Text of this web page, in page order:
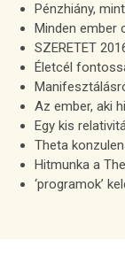
Pénzhiány,
Minden ember
SZERETET
Életcél
Az ember, aki
Egy kis
Theta
Hitmunka a
‘programok’